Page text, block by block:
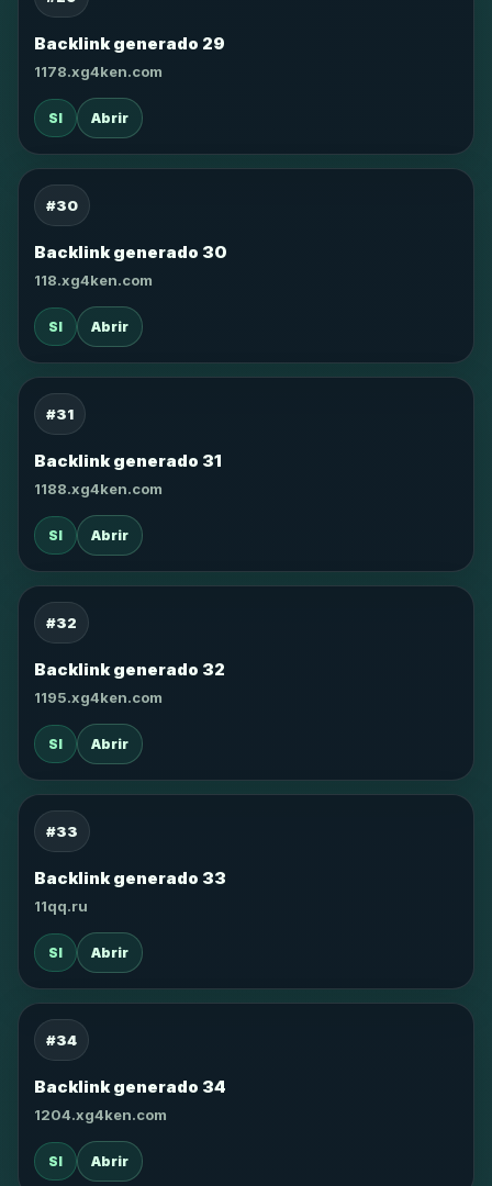
Backlink generado 29
1178.xg4ken.com
SI Abrir
#30
Backlink generado 30
118.xg4ken.com
SI Abrir
#31
Backlink generado 31
1188.xg4ken.com
SI Abrir
#32
Backlink generado 32
1195.xg4ken.com
SI Abrir
#33
Backlink generado 33
11qq.ru
SI Abrir
#34
Backlink generado 34
1204.xg4ken.com
SI Abrir